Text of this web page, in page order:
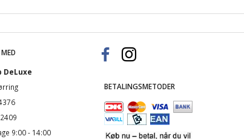
DeLuxe
9:00 - 14:00
BETALINGSMETODER